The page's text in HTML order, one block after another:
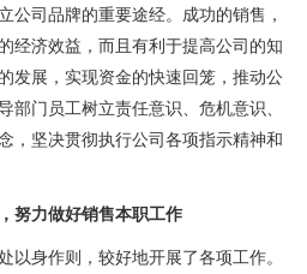
公司品牌的重要途经。成功的销售，
经济效益，而且有利于提高公司的知
发展，实现资金的快速回笼，推动公
门员工树立责任意识、危机意识、
，坚决贯彻执行公司各项指示精神和
努力做好销售本职工作
身作则，较好地开展了各项工作。